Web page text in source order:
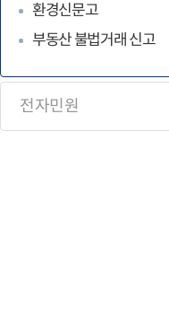
환경신문고
부동산 불법거래 신고
전자민원